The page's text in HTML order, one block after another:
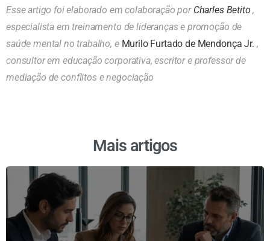
Esse artigo foi elaborado em colaboração por Charles Betito ,
especialista em treinamento de lideranças e promoção de
saúde mental no trabalho, e Murilo Furtado de Mendonça Jr. ,
consultor em educação corporativa, escritor e professor de
mediação de conflitos e negociação
Mais artigos